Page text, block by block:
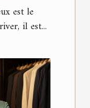
est le
il est...